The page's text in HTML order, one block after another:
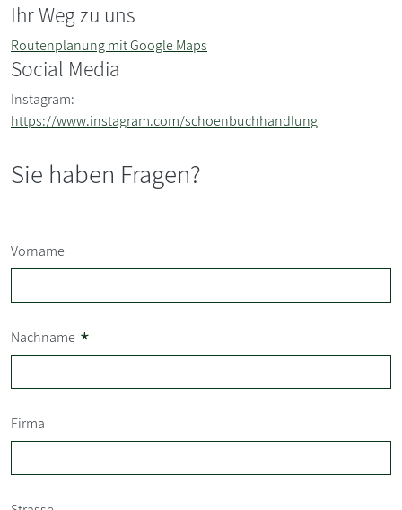
Ihr Weg zu uns
Routenplanung mit Google Maps
Social Media
Instagram:
https://www.instagram.com/schoenbuchhandlung
Sie haben Fragen?
Vorname
Nachname *
Firma